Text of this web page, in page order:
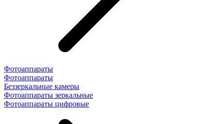
Фотоаппараты
Фотоаппараты
Беззеркальные камеры
Фотоаппараты зеркальные
Фотоаппараты цифровые